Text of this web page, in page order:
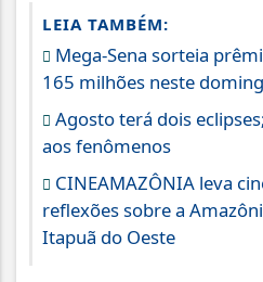
LEIA TAMBÉM:
Mega-Sena sorteia
165 milhões neste
Agosto terá dois
aos fenômenos
CINEAMAZÔNIA leva
reflexões sobre a
Itapuã do Oeste